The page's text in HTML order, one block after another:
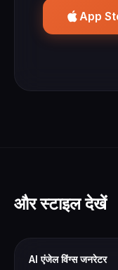
App
और स्टाइल देखें
AI एंजेल विंग्स जनरेटर